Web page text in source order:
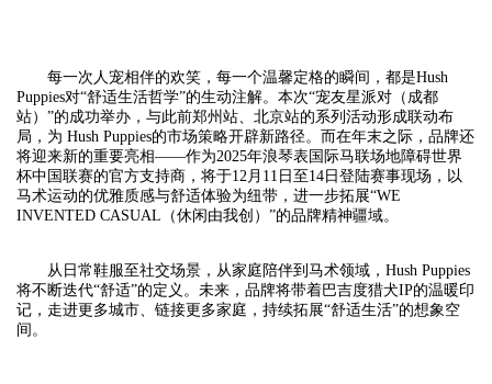
每一次人宠相伴的欢笑，每一个温馨定格的瞬间，都是Hush
Puppies对“舒适生活哲学”的生动注解。本次“宠友星派对（成都
站）”的成功举办，与此前郑州站、北京站的系列活动形成联动布
局，为 Hush Puppies的市场策略开辟新路径。而在年末之际，品牌还
将迎来新的重要亮相——作为2025年浪琴表国际马联场地障碍世界
杯中国联赛的官方支持商，将于12月11日至14日登陆赛事现场，以
马术运动的优雅质感与舒适体验为纽带，进一步拓展“WE
INVENTED CASUAL（休闲由我创）”的品牌精神疆域。
从日常鞋服至社交场景，从家庭陪伴到马术领域，Hush Puppies
将不断迭代“舒适”的定义。未来，品牌将带着巴吉度猎犬IP的温暖印
记，走进更多城市、链接更多家庭，持续拓展“舒适生活”的想象空
间。